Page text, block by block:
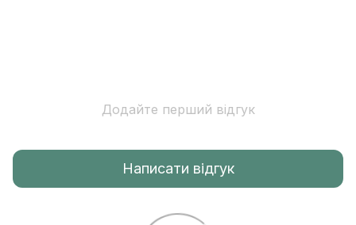
Додайте перший відгук
Написати відгук